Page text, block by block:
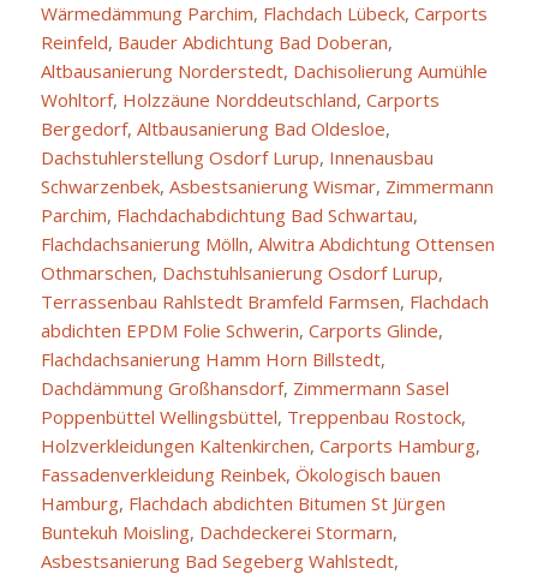
Wärmedämmung Parchim, Flachdach Lübeck, Carports
Reinfeld, Bauder Abdichtung Bad Doberan,
Altbausanierung Norderstedt, Dachisolierung Aumühle
Wohltorf, Holzzäune Norddeutschland, Carports
Bergedorf, Altbausanierung Bad Oldesloe,
Dachstuhlerstellung Osdorf Lurup, Innenausbau
Schwarzenbek, Asbestsanierung Wismar, Zimmermann
Parchim, Flachdachabdichtung Bad Schwartau,
Flachdachsanierung Mölln, Alwitra Abdichtung Ottensen
Othmarschen, Dachstuhlsanierung Osdorf Lurup,
Terrassenbau Rahlstedt Bramfeld Farmsen, Flachdach
abdichten EPDM Folie Schwerin, Carports Glinde,
Flachdachsanierung Hamm Horn Billstedt,
Dachdämmung Großhansdorf, Zimmermann Sasel
Poppenbüttel Wellingsbüttel, Treppenbau Rostock,
Holzverkleidungen Kaltenkirchen, Carports Hamburg,
Fassadenverkleidung Reinbek, Ökologisch bauen
Hamburg, Flachdach abdichten Bitumen St Jürgen
Buntekuh Moisling, Dachdeckerei Stormarn,
Asbestsanierung Bad Segeberg Wahlstedt,